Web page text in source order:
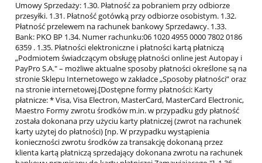
Umowy Sprzedaży: 1.30. Płatność za pobraniem przy odbiorze
przesyłki. 1.31. Płatność gotówką przy odbiorze osobistym. 1.32.
Płatność przelewem na rachunek bankowy Sprzedawcy. 1.33.
Bank: PKO BP 1.34. Numer rachunku:06 1020 4955 0000 7802 0186
6359 . 1.35. Płatności elektroniczne i płatności kartą płatniczą
„Podmiotem świadczącym obsługę płatności online jest Autopay i
PayPro S.A." – możliwe aktualne sposoby płatności określone są na
stronie Sklepu Internetowego w zakładce „Sposoby płatności” oraz
na stronie internetowej.[Dostępne formy płatności: Karty
płatnicze: * Visa, Visa Electron, MasterCard, MasterCard Electronic,
Maestro Formy zwrotu środków m.in. w przypadku gdy płatność
została dokonana przy użyciu karty płatniczej (zwrot na rachunek
karty użytej do płatności) [np. W przypadku wystąpienia
konieczności zwrotu środków za transakcję dokonaną przez
klienta kartą płatniczą sprzedający dokonana zwrotu na rachunek